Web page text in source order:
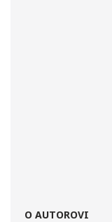
O AUTOROVI